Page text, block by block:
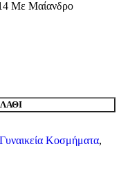
Με Μαίανδρο
Γυναικεία Κοσμήματα,